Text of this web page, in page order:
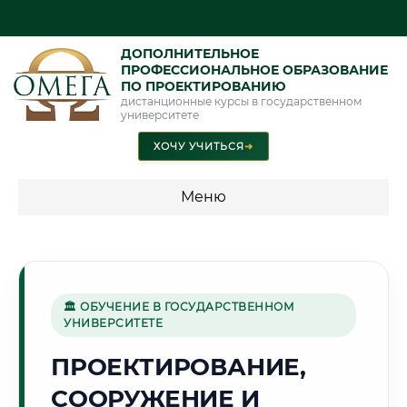
ДОПОЛНИТЕЛЬНОЕ
ПРОФЕССИОНАЛЬНОЕ ОБРАЗОВАНИЕ
ПО ПРОЕКТИРОВАНИЮ
дистанционные курсы в государственном
университете
ХОЧУ УЧИТЬСЯ➜
Меню
🌿
Г. ДЖАЛАЛ-АБАД
🏛 ОБУЧЕНИЕ В ГОСУДАРСТВЕННОМ
УНИВЕРСИТЕТЕ
ПРОЕКТИРОВАНИЕ,
СООРУЖЕНИЕ И